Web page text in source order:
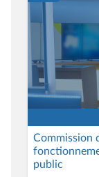
Commission
public